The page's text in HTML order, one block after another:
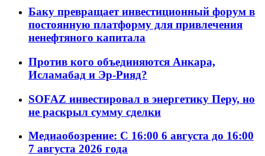
Баку превращает инвестиционный форум в
постоянную платформу для привлечения
ненефтяного капитала
Против кого объединяются Анкара,
Исламабад и Эр-Рияд?
SOFAZ инвестировал в энергетику Перу, но
не раскрыл сумму сделки
Медиаобозрение: С 16:00 6 августа до 16:00
7 августа 2026 года